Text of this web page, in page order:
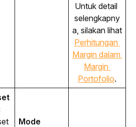
Untuk detail
selengkapny
a, silakan lihat
Perhitungan
Margin dalam
Margin
Portofolio.
Mode